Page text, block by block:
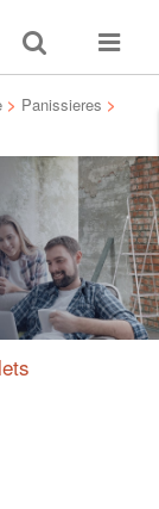
Toggle
search
Toggle
> Panissieres >